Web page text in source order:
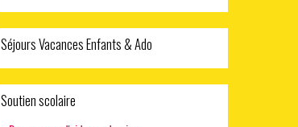
Séjours Vacances Enfants & Ado
Soutien scolaire